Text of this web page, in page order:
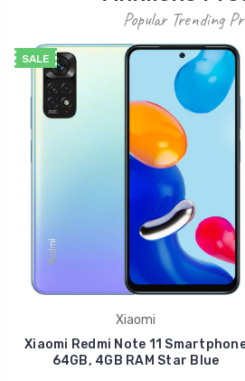
Popular Trending
SALE
Xiaomi
Xiaomi Redmi Note 11
64GB, 4GB RAM Star Blue